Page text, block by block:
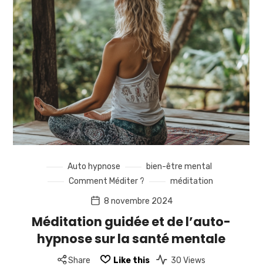
Auto hypnose
bien-être mental
Comment Méditer ?
méditation
8 novembre 2024
Méditation guidée et de l’auto-
hypnose sur la santé mentale
Share Like this 30 Views